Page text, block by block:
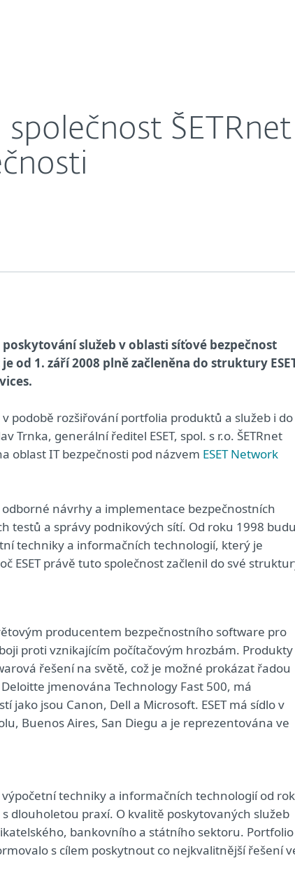
společnost
poskytování služeb v oblasti síťové bezpečnost
od 1. září 2008 plně začleněna do struktury
podobě rozšiřování portfolia produktů a služeb i do
Trnka, generální ředitel ESET, spol. s r.o. ŠETRnet
oblast IT bezpečnosti pod názvem ESET Network
návrhy a implementace bezpečnostních
testů a správy podnikových sítí. Od roku 1998
techniky a informačních technologií, který je
ESET právě tuto společnost začlenil do své
producentem bezpečnostního software pro
proti vznikajícím počítačovým hrozbám. Produkty
řešení na světě, což je možné prokázat řadou
jmenována Technology Fast 500, má
jsou Canon, Dell a Microsoft. ESET má sídlo v
Buenos Aires, San Diegu a je reprezentována ve
výpočetní techniky a informačních technologií od
dlouholetou praxí. O kvalitě poskytovaných služeb
bankovního a státního sektoru. Portfolio
s cílem poskytnout co nejkvalitnější řešení